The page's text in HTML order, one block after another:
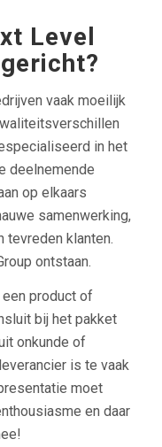
Level
vaak moeilijk
in het
deelnemende
op elkaars
samenwerking,
tevreden klanten.
ontstaan.
product of
bij het pakket
onkunde of
is te vaak
moet
en daar